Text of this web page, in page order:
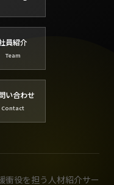
員紹介
Team
い合わせ
Contact
衝役を担う人材紹介サー